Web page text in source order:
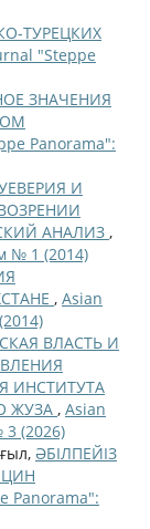
ТУРЕЦКИХ
"Steppe
ЗНАЧЕНИЯ
Panorama":
И
АНАЛИЗ ,
№ 1 (2014)
, Asian
ВЛАСТЬ И
ИНСТИТУТА
ЖУЗА , Asian
(2026)
ӘБІЛПЕЙІЗ
Panorama":